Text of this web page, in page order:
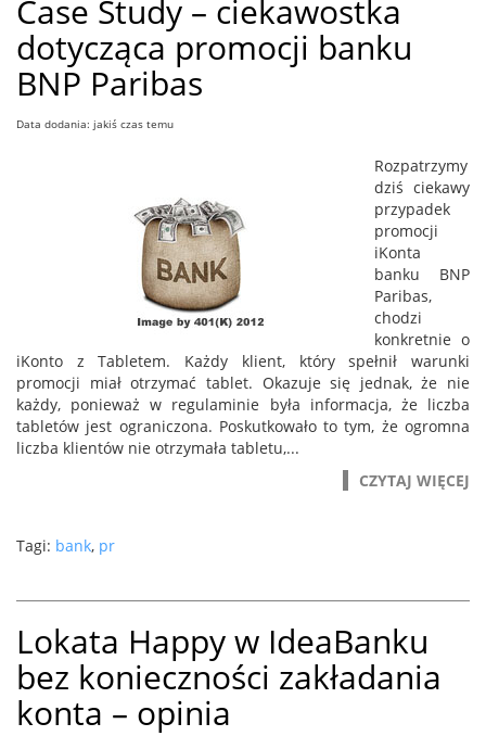
Case Study – ciekawostka
dotycząca promocji banku
BNP Paribas
Data dodania: jakiś czas temu
Rozpatrzymy
dziś ciekawy
przypadek
promocji
iKonta
banku BNP
Paribas,
chodzi
konkretnie o
iKonto z Tabletem. Każdy klient, który spełnił warunki
promocji miał otrzymać tablet. Okazuje się jednak, że nie
każdy, ponieważ w regulaminie była informacja, że liczba
tabletów jest ograniczona. Poskutkowało to tym, że ogromna
liczba klientów nie otrzymała tabletu,...
CZYTAJ WIĘCEJ
Tagi: bank, pr
Lokata Happy w IdeaBanku
bez konieczności zakładania
konta – opinia